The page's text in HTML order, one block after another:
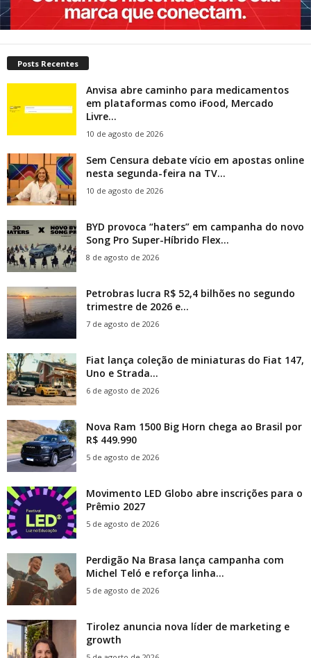
Posts Recentes
Anvisa abre caminho para medicamentos
em plataformas como iFood, Mercado
Livre...
10 de agosto de 2026
Sem Censura debate vício em apostas online
nesta segunda-feira na TV...
10 de agosto de 2026
BYD provoca “haters” em campanha do novo
Song Pro Super-Híbrido Flex...
8 de agosto de 2026
Petrobras lucra R$ 52,4 bilhões no segundo
trimestre de 2026 e...
7 de agosto de 2026
Fiat lança coleção de miniaturas do Fiat 147,
Uno e Strada...
6 de agosto de 2026
Nova Ram 1500 Big Horn chega ao Brasil por
R$ 449.990
5 de agosto de 2026
Movimento LED Globo abre inscrições para o
Prêmio 2027
5 de agosto de 2026
Perdigão Na Brasa lança campanha com
Michel Teló e reforça linha...
5 de agosto de 2026
Tirolez anuncia nova líder de marketing e
growth